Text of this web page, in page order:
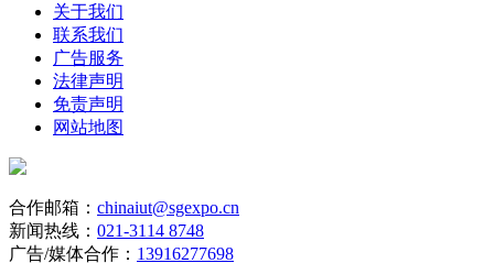
关于我们
联系我们
广告服务
法律声明
免责声明
网站地图
合作邮箱： chinaiut@sgexpo.cn
新闻热线： 021-3114 8748
广告/媒体合作： 13916277698